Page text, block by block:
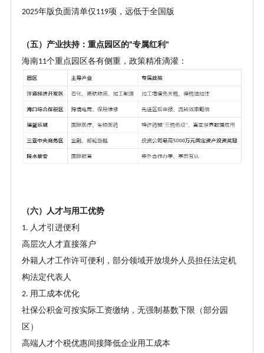
2025年版负面清单仅119项，远低于全国版
（五）产业扶持：重点园区的"专属红利 "
海南11个重点园区各有侧重，政策精准滴灌：
（六）人才与用工优势
1. 人才引进便利
高层次人才直接落户
外籍人才工作许可便利，部分领域开放境外人员担任法定机
构法定代表人
2. 用工成本优化
社保公积金可按实际工资缴纳，无强制基数下限（部分园
区）
高端人才个税优惠间接降低企业用工成本